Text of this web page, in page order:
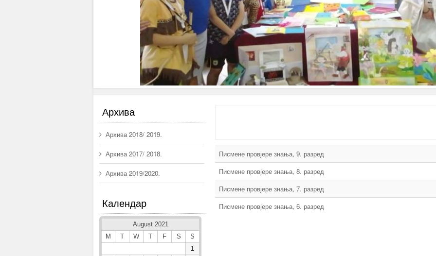
Архива
Архива 2018/ 2019.
Архива 2017/ 2018.
Архива 2019/2020.
Календар
August 2021
M
T W T F S
S
1
Писмене провјере знања, 9. разред
Писмене провјере знања, 8. разред
Писмене провјере знања, 7. разред
Писмене провјере знања, 6. разред